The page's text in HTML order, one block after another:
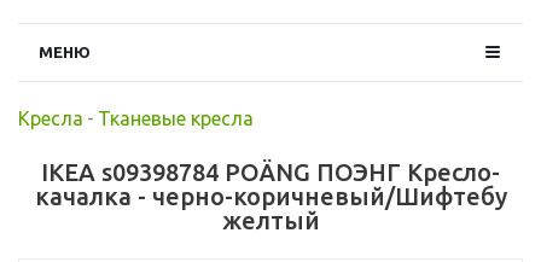
МЕНЮ
Кресла - Тканевые кресла
IKEA s09398784 POÄNG ПОЭНГ Кресло-
качалка - черно-коричневый/Шифтебу
желтый